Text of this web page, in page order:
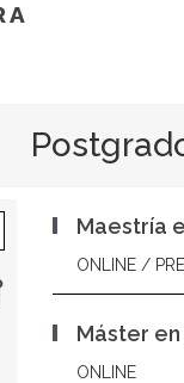
Maestría
ONLINE /
Máster
ONLINE